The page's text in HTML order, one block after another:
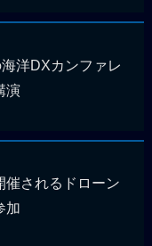
洋DXカンファレ
演
催されるドローン
加